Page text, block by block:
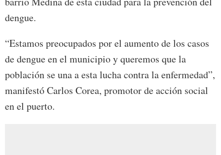
dengue.
“Estamos preocupados por el aumento de los casos
de dengue en el municipio y queremos que la
población se una a esta lucha contra la enfermedad”,
manifestó Carlos Corea, promotor de acción social
en el puerto.